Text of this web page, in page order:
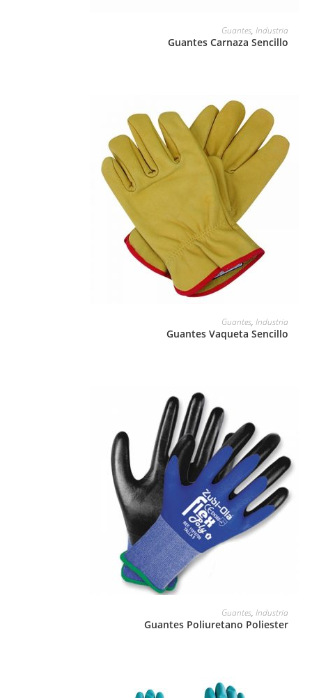
Guantes,Industria
Guantes Carnaza Sencillo
Guantes,Industria
Guantes Vaqueta Sencillo
Guantes,Industria
Guantes Poliuretano Poliester